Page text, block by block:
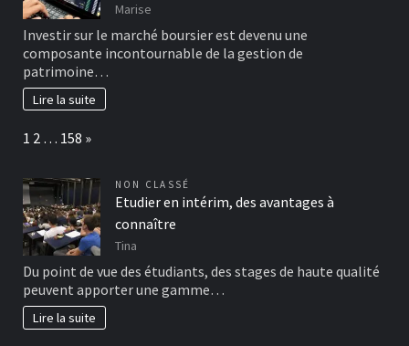
Marise
Investir sur le marché boursier est devenu une
composante incontournable de la gestion de
patrimoine…
Lire la suite
Page:
1 2 … 158 Next
»
NON CLASSÉ
Etudier en intérim, des avantages à
connaître
Tina
Du point de vue des étudiants, des stages de haute qualité
peuvent apporter une gamme…
Lire la suite